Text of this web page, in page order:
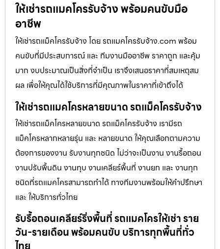
ให้เช่ารถแมคโครรับจ้าง พร้อมคนขับมือ
อาชีพ
ให้เช่ารถแม็คโครรับจ้าง โดย รถแมคโครรับจ้าง.com พร้อม
คนขับที่มีประสบการณ์ และ ทีมงานมืออาชีพ ราคาถูก และคุ้ม
มาก งบประมาณเป็นสิ่งที่จำเป็น เราจึงเสนอราคาที่สมเหตุสม
ผล เพื่อให้คุณได้ใช้บริการที่มีคุณภาพในราคาที่เข้าถึงได้
ให้เช่ารถแมคโครหลายขนาด รถแม็คโครรับจ้าง
ให้เช่ารถแม็คโครหลายขนาด รถแม็คโครรับจ้าง เรามีรถ
แม็คโครหลากหลายรุ่น และ หลายขนาด ให้คุณเลือกตามความ
ต้องการของงาน รับงานทุกชนิด ไม่ว่าจะเป็นงาน งานรื้อถอน
งานปรับพื้นดิน งานทุบ งานเคลียร์พื้นที่ งานยก และ งานทุก
ชนิดที่รถแมคโครสามารถทำได้ ทางทีมงานพร้อมให้คำปรึกษา
และ ให้บริการทั่วไทย
รับรื้อถอนเคลียร์ริ่งพื้นที่ รถแมคโครให้เช่า ราย
วัน-รายเดือน พร้อมคนขับ บริการทุกพื้นที่ทั่ว